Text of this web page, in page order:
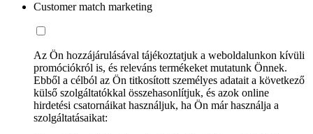
Customer match marketing
Az Ön hozzájárulásával tájékoztatjuk a weboldalunkon kívüli
promóciókról is, és releváns termékeket mutatunk Önnek.
Ebből a célból az Ön titkosított személyes adatait a következő
külső szolgáltatókkal összehasonlítjuk, és azok online
hirdetési csatornáikat használjuk, ha Ön már használja a
szolgáltatásaikat: